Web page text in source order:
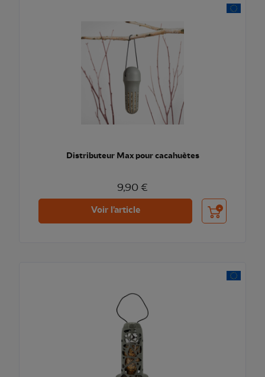
Distributeur Max pour cacahuètes
9,90 €
Voir l'article Ajouter au